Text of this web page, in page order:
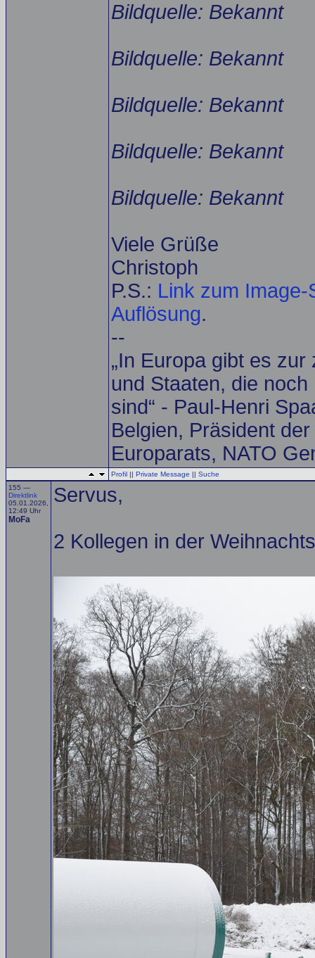
Bildquelle: Bekannt
Bildquelle: Bekannt
Bildquelle: Bekannt
Bildquelle: Bekannt
Bildquelle: Bekannt
Viele Grüße
Christoph
P.S.: Link zum
Auflösung.
--
„In Europa gibt es
und Staaten, die
sind“ - Paul-Henri
Belgien, Präsident
Europarats, NATO
Profil || Private Message || Suche
155 —
Direktlink
05.01.2026,
12:49 Uhr
MoFa
Servus,
2 Kollegen in der